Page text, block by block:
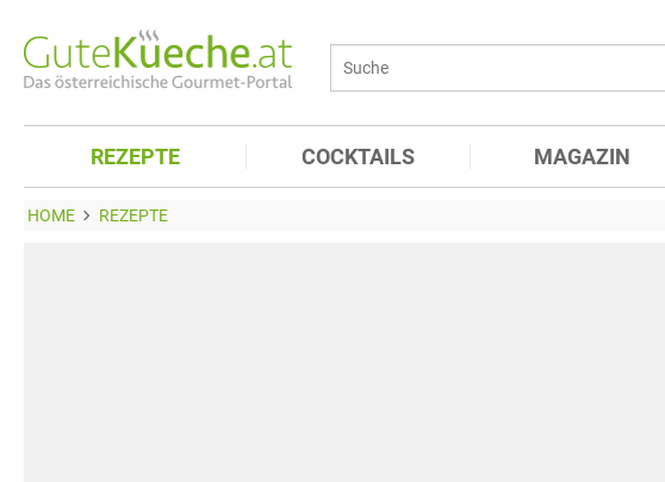
REZEPTE COCKTAILS MAGAZIN
HOME REZEPTE